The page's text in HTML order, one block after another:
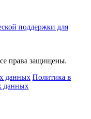
поддержки для
права защищены.
данных Политика в
данных